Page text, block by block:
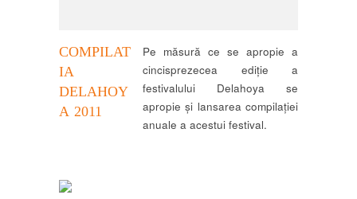
COMPILAT
IA
DELAHOY
A 2011
Pe măsură ce se apropie a
cincisprezecea ediție a
festivalului Delahoya se
apropie și lansarea compilației
anuale a acestui festival.